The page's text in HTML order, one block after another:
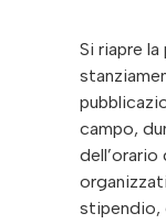
Si riapre
campo,
stipendio,